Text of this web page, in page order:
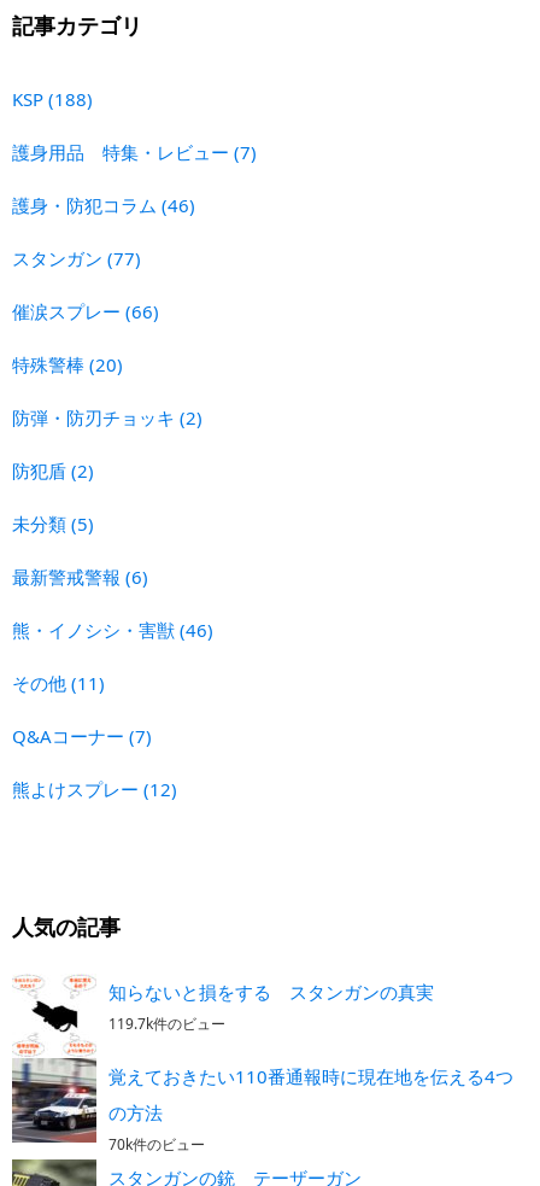
記事カテゴリ
KSP (188)
護身用品 特集・レビュー (7)
護身・防犯コラム (46)
スタンガン (77)
催涙スプレー (66)
特殊警棒 (20)
防弾・防刃チョッキ (2)
防犯盾 (2)
未分類 (5)
最新警戒警報 (6)
熊・イノシシ・害獣 (46)
その他 (11)
Q&Aコーナー (7)
熊よけスプレー (12)
人気の記事
知らないと損をする スタンガンの真実
119.7k件のビュー
覚えておきたい110番通報時に現在地を伝える4つ
の方法
70k件のビュー
スタンガンの銃 テーザーガン